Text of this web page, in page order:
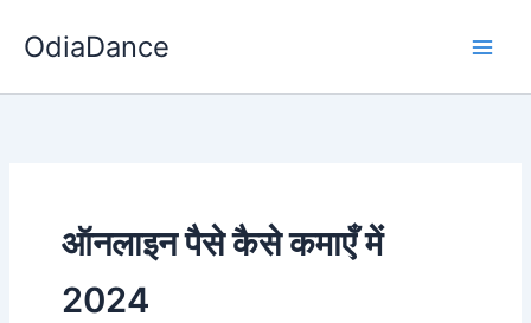
OdiaDance
ऑनलाइन पैसे कैसे कमाएँ में
2024